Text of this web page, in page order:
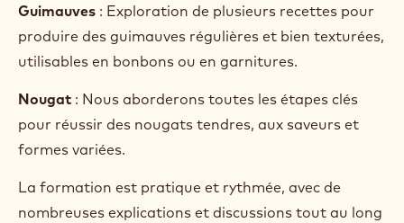
Guimauves : Exploration de plusieurs recettes pour
produire des guimauves régulières et bien texturées,
utilisables en bonbons ou en garnitures.
Nougat : Nous aborderons toutes les étapes clés
pour réussir des nougats tendres, aux saveurs et
formes variées.
La formation est pratique et rythmée, avec de
nombreuses explications et discussions tout au long